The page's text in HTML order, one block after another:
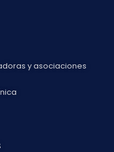
y asociaciones